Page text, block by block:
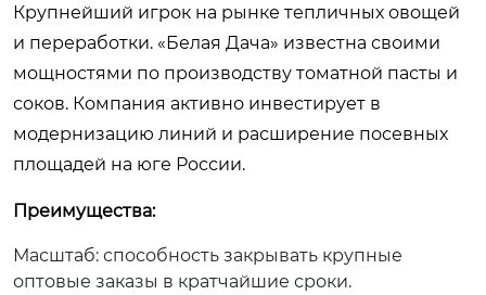
Крупнейший игрок на рынке тепличных овощей
и переработки. «Белая Дача» известна своими
мощностями по производству томатной пасты и
соков. Компания активно инвестирует в
модернизацию линий и расширение посевных
площадей на юге России.
Преимущества:
Масштаб: способность закрывать крупные
оптовые заказы в кратчайшие сроки.